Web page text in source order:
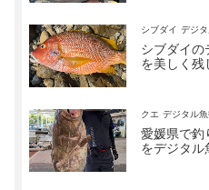
シブダイ デジ
シブダイの
を美しく残
クエ デジタル魚
愛媛県で釣
をデジタル